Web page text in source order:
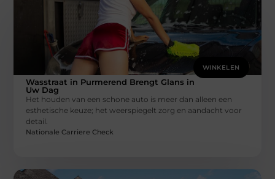
WINKELEN
Wasstraat in Purmerend Brengt Glans in
Uw Dag
Het houden van een schone auto is meer dan alleen een
esthetische keuze; het weerspiegelt zorg en aandacht voor
detail.
Nationale Carriere Check